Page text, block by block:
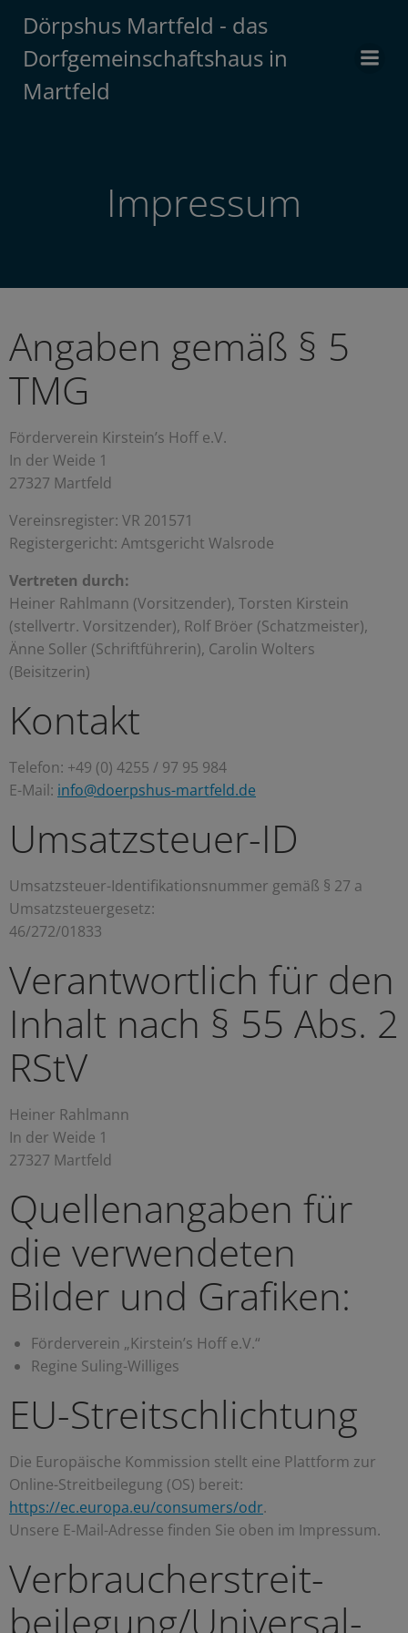
Inhalt
springen
Dörpshus Martfeld - das
Dorfgemeinschaftshaus in
Martfeld
Impressum
Angaben gemäß § 5
TMG
Förderverein Kirstein’s Hoff e.V.
In der Weide 1
27327 Martfeld
Vereinsregister: VR 201571
Registergericht: Amtsgericht Walsrode
Vertreten durch:
Heiner Rahlmann (Vorsitzender), Torsten Kirstein
(stellvertr. Vorsitzender), Rolf Bröer (Schatzmeister),
Änne Soller (Schriftführerin), Carolin Wolters
(Beisitzerin)
Kontakt
Telefon: +49 (0) 4255 / 97 95 984
E-Mail: info@doerpshus-martfeld.de
Umsatzsteuer-ID
Umsatzsteuer-Identifikationsnummer gemäß § 27 a
Umsatzsteuergesetz:
46/272/01833
Verantwortlich für den
Inhalt nach § 55 Abs. 2
RStV
Heiner Rahlmann
In der Weide 1
27327 Martfeld
Quellenangaben für
die verwendeten
Bilder und Grafiken:
Förderverein „Kirstein’s Hoff e.V.“
Regine Suling-Williges
EU-Streitschlichtung
Die Europäische Kommission stellt eine Plattform zur
Online-Streitbeilegung (OS) bereit:
https://ec.europa.eu/consumers/odr.
Unsere E-Mail-Adresse finden Sie oben im Impressum.
Verbraucher­streit­
beilegung/Universal­